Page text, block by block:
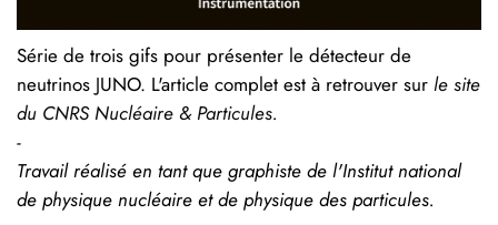
Série de trois gifs pour présenter le détecteur de
neutrinos JUNO. L'article complet est à retrouver sur le site
du CNRS Nucléaire & Particules.
-
Travail réalisé en tant que graphiste de l'Institut national
de physique nucléaire et de physique des particules.